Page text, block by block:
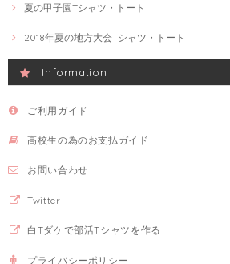
夏の甲子園Tシャツ・トート
2018年夏の地方大会Tシャツ・トート
Information
ご利用ガイド
高校生の為のお支払ガイド
お問い合わせ
Twitter
白Tダケで部活Tシャツを作る
プライバシーポリシー